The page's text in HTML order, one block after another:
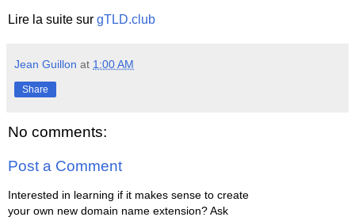
Lire la suite sur gTLD.club
Jean Guillon at 1:00 AM
Share
No comments:
Post a Comment
Interested in learning if it makes sense to create
your own new domain name extension? Ask